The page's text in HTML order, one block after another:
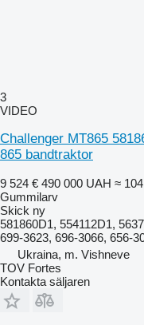
3
VIDEO
Challenger MT865
865 bandtraktor
9 524 € 490 000 UAH ≈
Gummilarv
Skick ny
581860D1, 554112D1,
699-3623, 696-3066, 656-
Ukraina, m. Vishneve
TOV Fortes
Kontakta säljaren